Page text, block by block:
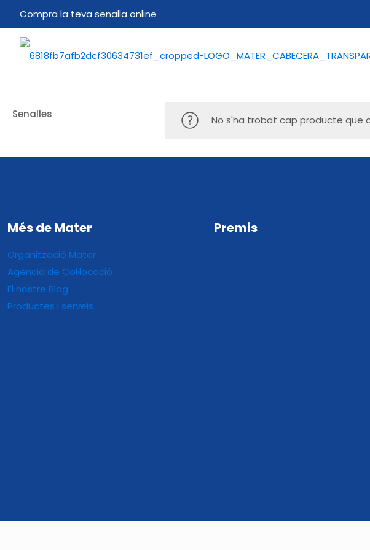
Compra la teva senalla online
No s'ha trobat cap producte que
Senalles
Més de Mater
Organització Mater
Agència de Col·locació
El nostre Blog
Productes i serveis
Premis